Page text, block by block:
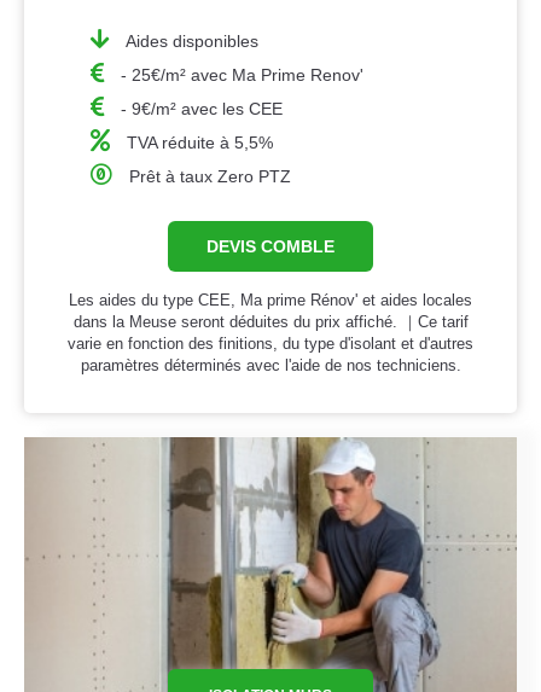
Aides disponibles
- 25€/m² avec Ma Prime Renov'
- 9€/m² avec les CEE
TVA réduite à 5,5%
Prêt à taux Zero PTZ
DEVIS COMBLE
Les aides du type CEE, Ma prime Rénov' et aides locales
dans la Meuse seront déduites du prix affiché. ｜Ce tarif
varie en fonction des finitions, du type d'isolant et d'autres
paramètres déterminés avec l'aide de nos techniciens.